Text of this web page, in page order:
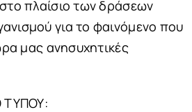
πλαίσιο των δράσεων
για το φαινόμενο που
μας ανησυχητικές
ΤΥΠΟΥ: